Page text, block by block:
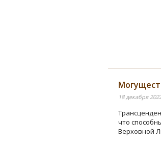
18 декабря
что
Верховной